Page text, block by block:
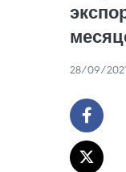
28/09/